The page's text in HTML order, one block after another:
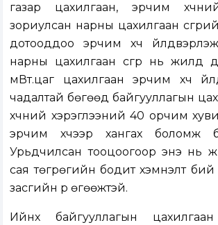
газар цахилгаан, эрчим
зориулсан нарны цахилгаан
дотооддоо эрчим хүч
нарны цахилгаан үүсгүүр нь жилд
мВт.цаг цахилгаан эрчим хүч
чадалтай бөгөөд байгууллагын
хүчний хэрэглээний 40 орчим
эрчим хүчээр хангах боломж
Урьдчилсан тооцоогоор энэ нь
сая төгрөгийн бодит хэмнэлт
засгийн үр өгөөжтэй.
Ийнхүү байгууллагын